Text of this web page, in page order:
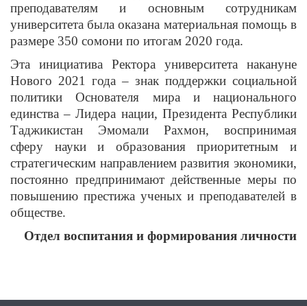
преподавателям и основным сотрудникам
университета была оказана материальная помощь в
размере 350 сомони по итогам 2020 года.
Эта инициатива Ректора университета накануне
Нового 2021 года – знак поддержки социальной
политики Основателя мира и национального
единства – Лидера нации, Президента Республики
Таджикистан Эмомали Рахмон, воспринимая
сферу науки и образования приоритетным и
стратегическим направлением развития экономики,
постоянно предпринимают действенные меры по
повышению престижа ученых и преподавателей в
обществе.
Отдел воспитания и формирования личности